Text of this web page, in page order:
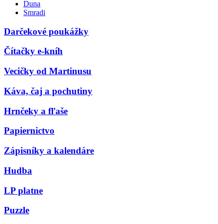
Duna
Smradi
Darčekové poukážky
Čítačky e-kníh
Vecičky od Martinusu
Káva, čaj a pochutiny
Hrnčeky a fľaše
Papiernictvo
Zápisníky a kalendáre
Hudba
LP platne
Puzzle